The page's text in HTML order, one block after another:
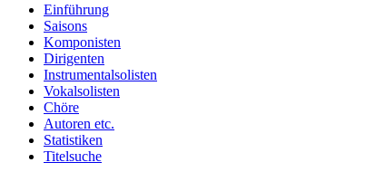
Einführung
Saisons
Komponisten
Dirigenten
Instrumentalsolisten
Vokalsolisten
Chöre
Autoren etc.
Statistiken
Titelsuche